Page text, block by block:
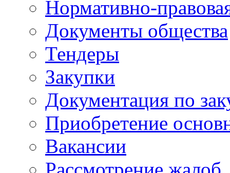
Нормативно-
Документы общества
Тендеры
Закупки
Документация по
Приобретение
Вакансии